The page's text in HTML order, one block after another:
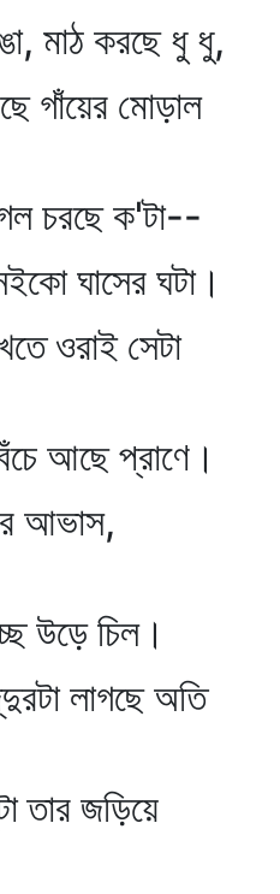
মাঠ করছে ধু ধু,
গাঁয়ের মোড়াল
চরছে ক'টা--
ঘাসের ঘটা।
ওরাই সেটা
আছে প্রাণে।
আভাস,
উড়ে চিল।
লাগছে অতি
তার জড়িয়ে